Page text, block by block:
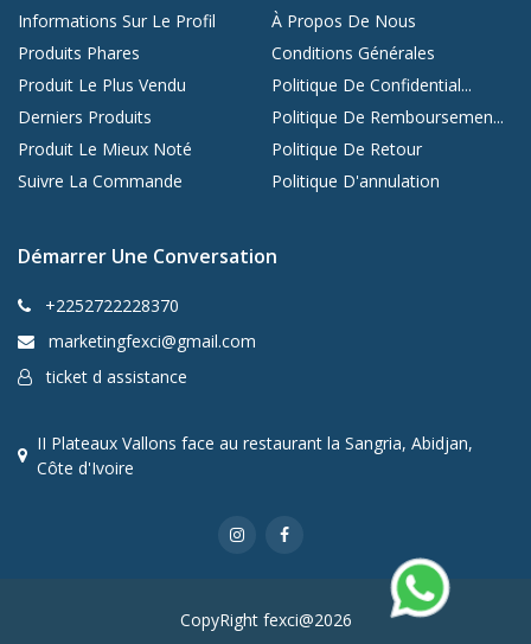
Informations Sur Le Profil
Produits Phares
Produit Le Plus Vendu
Derniers Produits
Produit Le Mieux Noté
Suivre La Commande
À Propos De Nous
Conditions Générales
Politique De Confidential...
Politique De Remboursemen...
Politique De Retour
Politique D'annulation
Démarrer Une Conversation
+2252722228370
marketingfexci@gmail.com
ticket d assistance
II Plateaux Vallons face au restaurant la Sangria, Abidjan,
Côte d'Ivoire
CopyRight fexci@2026